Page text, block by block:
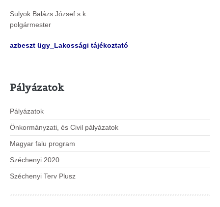
Sulyok Balázs József s.k.
polgármester
azbeszt ügy_Lakossági tájékoztató
Pályázatok
Pályázatok
Önkormányzati, és Civil pályázatok
Magyar falu program
Széchenyi 2020
Széchenyi Terv Plusz